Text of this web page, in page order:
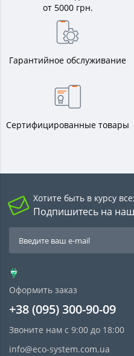
от 5000 грн.
Гарантийное обслуживание
Сертифицированные товары
Хотите быть в курсу
Подпишитесь на
Оформить заказ
+38 (095) 300-90-09
Звоните нам с 9:00 до 18:00
info@eco-system.com.ua